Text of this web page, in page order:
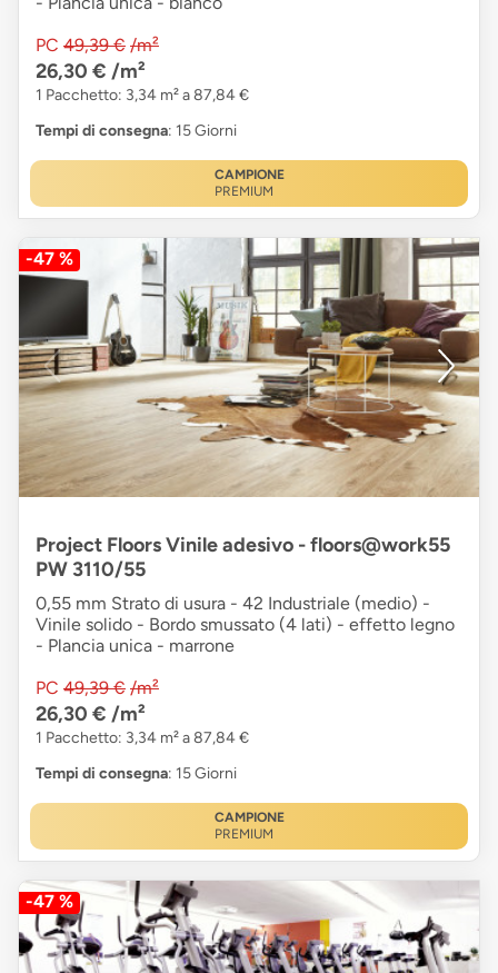
PC 49,39 € /m²
26,30 € /m²
1 Pacchetto: 3,34 m² a 87,84 €
Tempi di consegna: 15 Giorni
CAMPIONE
PREMIUM
-47 %
Project Floors Vinile adesivo - floors@work55
PW 3110/55
0,55 mm Strato di usura - 42 Industriale (medio) -
Vinile solido - Bordo smussato (4 lati) - effetto legno
- Plancia unica - marrone
PC 49,39 € /m²
26,30 € /m²
1 Pacchetto: 3,34 m² a 87,84 €
Tempi di consegna: 15 Giorni
CAMPIONE
PREMIUM
-47 %